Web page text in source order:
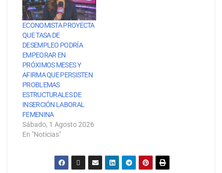
ECONOMISTA PROYECTA
QUE TASA DE
DESEMPLEO PODRÍA
EMPEORAR EN
PRÓXIMOS MESES Y
AFIRMA QUE PERSISTEN
PROBLEMAS
ESTRUCTURALES DE
INSERCIÓN LABORAL
FEMENINA
Sábado, 1 Agosto 2026
En "Noticias"